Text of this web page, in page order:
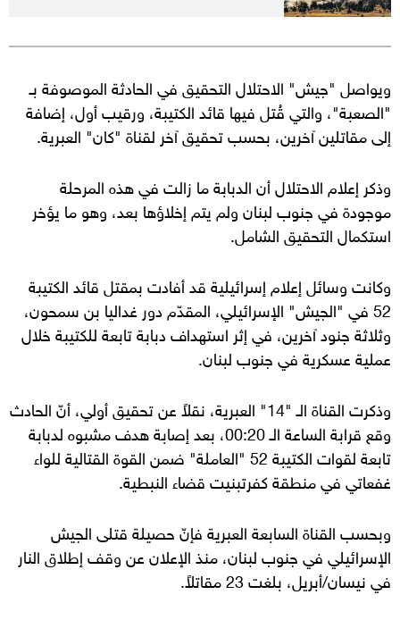
ويواصل "جيش" الاحتلال التحقيق في الحادثة الموصوفة بـ
"الصعبة"، والتي قُتل فيها قائد الكتيبة، ورقيب أول، إضافة
إلى مقاتلين آخرين، بحسب تحقيق آخر لقناة "كان" العبرية.
وذكر إعلام الاحتلال أن الدبابة ما زالت في هذه المرحلة
موجودة في جنوب لبنان ولم يتم إخلاؤها بعد، وهو ما يؤخر
استكمال التحقيق الشامل.
وكانت وسائل إعلام إسرائيلية قد أفادت بمقتل قائد الكتيبة
52 في "الجيش" الإسرائيلي، المقدّم دور غداليا بن سمحون،
وثلاثة جنود آخرين، في إثر استهداف دبابة تابعة للكتيبة خلال
عملية عسكرية في جنوب لبنان.
وذكرت القناة الـ "14" العبرية، نقلاً عن تحقيق أولي، أنّ الحادث
وقع قرابة الساعة الـ 00:20، بعد إصابة هدف مشبوه لدبابة
تابعة لقوات الكتيبة 52 "العاملة" ضمن القوة القتالية للواء
غفعاتي في منطقة كفرتبنيت قضاء النبطية.
وبحسب القناة السابعة العبرية فإنّ حصيلة قتلى الجيش
الإسرائيلي في جنوب لبنان، منذ الإعلان عن وقف إطلاق النار
في نيسان/أبريل، بلغت 23 مقاتلاً.